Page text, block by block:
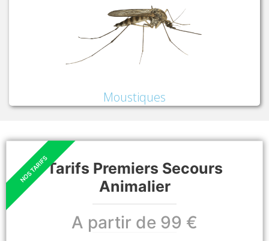
Moustiques
Tarifs Premiers Secours
Animalier
A partir de 99 €